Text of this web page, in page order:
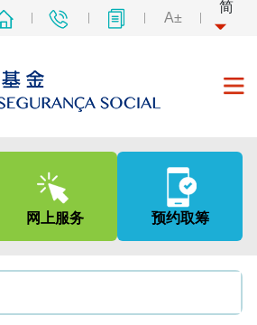
A±
简
关于我们
网上服务 预约取筹